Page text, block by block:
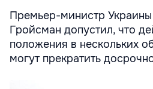
Премьер-министр
Гройсман допустил, что
положения в нескольких
могут прекратить